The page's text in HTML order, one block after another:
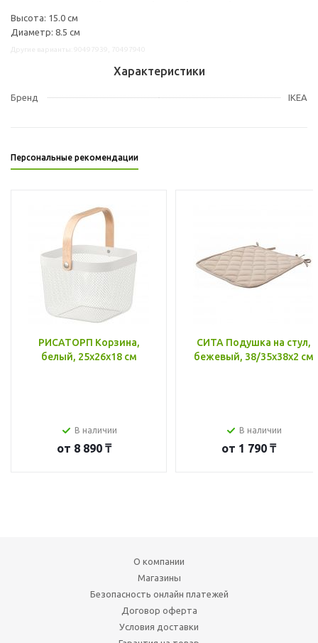
Высота: 15.0 см
Диаметр: 8.5 см
Характеристики
Бренд IKEA
Персональные рекомендации
РИСАТОРП Корзина,
белый, 25x26x18 см
В наличии
от 8 890 ₸
СИТА Подушка на стул,
бежевый, 38/35x38x2 см
В наличии
от 1 790 ₸
О компании
Магазины
Безопасность онлайн платежей
Договор оферта
Условия доставки